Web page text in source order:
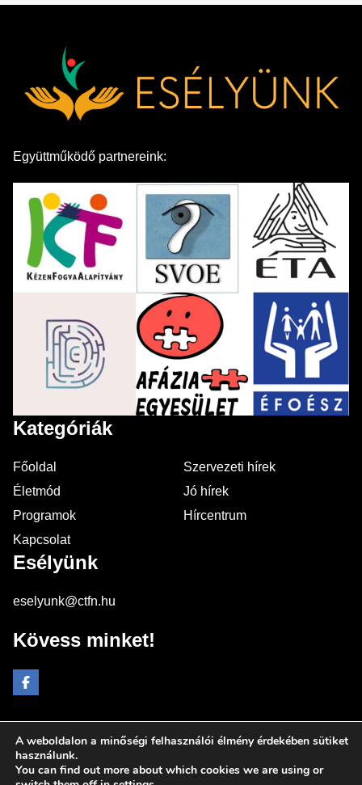
Együttműködő partnereink:
Kategóriák
Főoldal
Szervezeti hírek
Életmód
Jó hírek
Programok
Hírcentrum
Kapcsolat
Esélyünk
eselyunk@ctfn.hu
Kövess minket!
Copyright © 2024 eselyunk.hu. Minden jog fenntartva.
Általános Szerződési Feltételek
A weboldalon a minőségi felhasználói élmény érdekében sütiket
használunk.
You can find out more about which cookies we are using or